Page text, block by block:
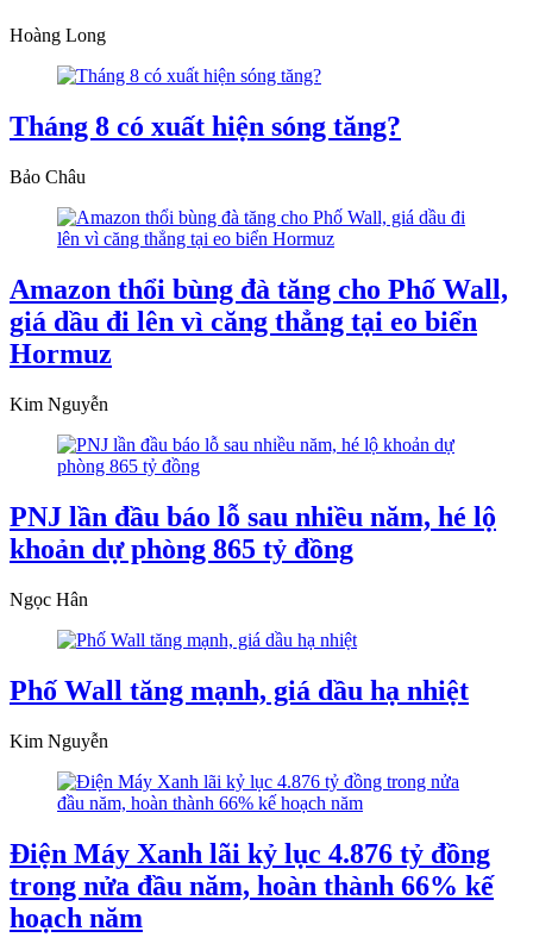
Hoàng Long
Tháng 8 có xuất hiện sóng tăng?
Bảo Châu
Amazon thổi bùng đà tăng cho Phố Wall,
giá dầu đi lên vì căng thẳng tại eo biển
Hormuz
Kim Nguyễn
PNJ lần đầu báo lỗ sau nhiều năm, hé lộ
khoản dự phòng 865 tỷ đồng
Ngọc Hân
Phố Wall tăng mạnh, giá dầu hạ nhiệt
Kim Nguyễn
Điện Máy Xanh lãi kỷ lục 4.876 tỷ đồng
trong nửa đầu năm, hoàn thành 66% kế
hoạch năm